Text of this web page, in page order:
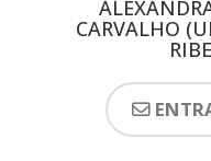
CARVALHO